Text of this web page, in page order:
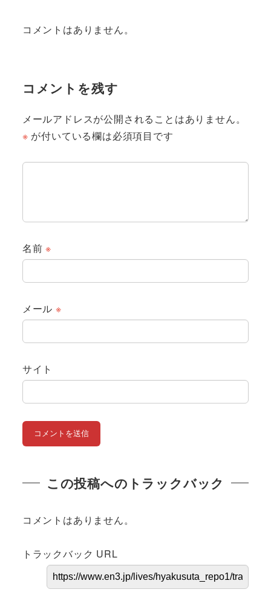
コメントはありません。
コメントを残す
メールアドレスが公開されることはありません。
※ が付いている欄は必須項目です
名前※
メール ※
サイト
この投稿へのトラックバック
コメントはありません。
トラックバック URL